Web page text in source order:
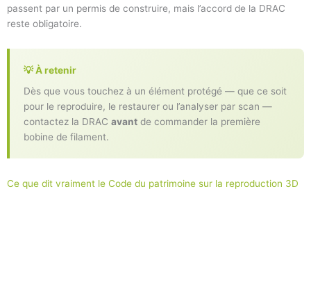
passent par un permis de construire, mais l’accord de la DRAC
reste obligatoire.
💡 À retenir
Dès que vous touchez à un élément protégé — que ce soit
pour le reproduire, le restaurer ou l’analyser par scan —
contactez la DRAC avant de commander la première
bobine de filament.
Ce que dit vraiment le Code du patrimoine sur la reproduction 3D